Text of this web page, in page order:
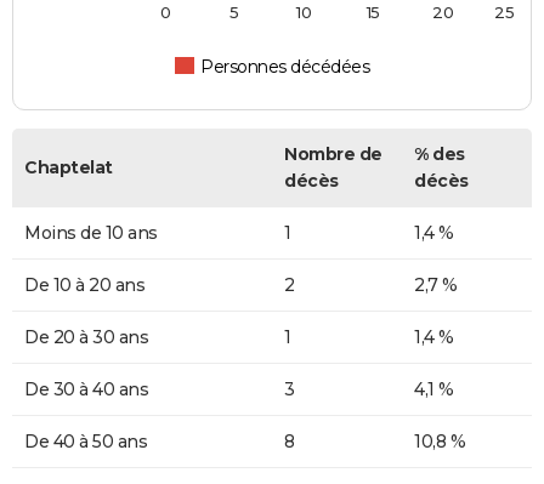
Personnes décédées
0 5 10 15 20 25
Chaptelat
Nombre de
décès
% des
décès
Moins de 10 ans 1 1,4 %
De 10 à 20 ans 2 2,7 %
De 20 à 30 ans 1 1,4 %
De 30 à 40 ans 3 4,1 %
De 40 à 50 ans 8 10,8 %